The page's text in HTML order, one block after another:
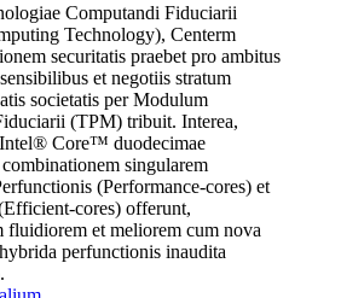
Computandi Fiduciarii
Technology), Centerm
securitatis praebet pro ambitus
et negotiis stratum
societatis per Modulum
(TPM) tribuit. Interea,
Intel® Core™ duodecimae
singularem
(Performance-cores) et
cores) offerunt,
fluidiorem et meliorem cum nova
perfunctionis inaudita